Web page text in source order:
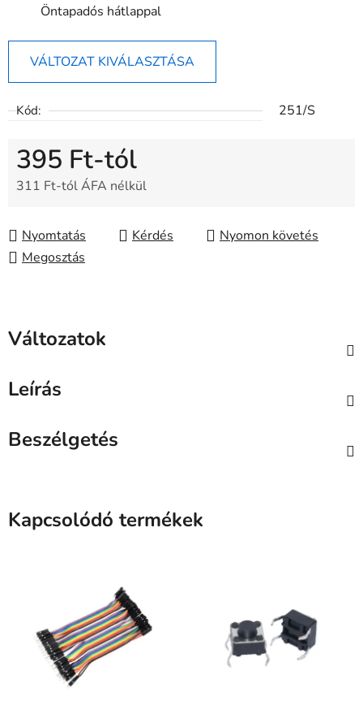
Öntapadós hátlappal
VÁLTOZAT KIVÁLASZTÁSA
Kód: 251/S
395 Ft-tól
311 Ft-tól ÁFA nélkül
Nyomtatás
Kérdés
Nyomon követés
Megosztás
Változatok
Leírás
Beszélgetés
Kapcsolódó termékek